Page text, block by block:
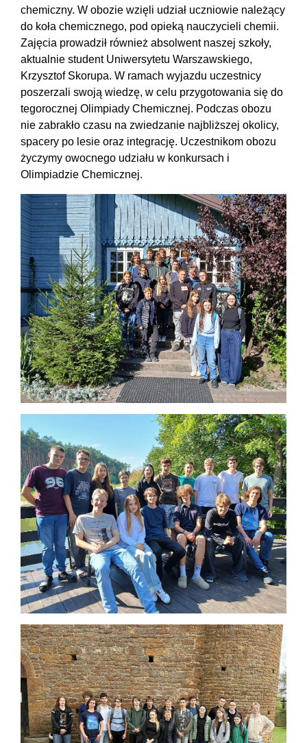
chemiczny. W obozie wzięli udział uczniowie należący
do koła chemicznego, pod opieką nauczycieli chemii.
Zajęcia prowadził również absolwent naszej szkoły,
aktualnie student Uniwersytetu Warszawskiego,
Krzysztof Skorupa. W ramach wyjazdu uczestnicy
poszerzali swoją wiedzę, w celu przygotowania się do
tegorocznej Olimpiady Chemicznej. Podczas obozu
nie zabrakło czasu na zwiedzanie najbliższej okolicy,
spacery po lesie oraz integrację. Uczestnikom obozu
życzymy owocnego udziału w konkursach i
Olimpiadzie Chemicznej.